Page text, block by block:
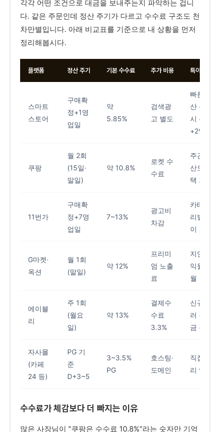
각각 어떤 조건으로 대금을 보내주는지 파악하는 겁니
다. 같은 주문인데 정산 주기가 다르고 수수료 구조도 천
차만별입니다. 아래 비교표를 기준으로 내 상황을 먼저
정리해봅시다.
플랫폼 정산 주기 기본 수수료 추가 비용 특이사항
스마트
스토어
구매확
정+1영
업일
약
5.85%
검색광
고 별도
빠른정
산 신청
시 주문
+2일
쿠팡
월 2회
(15일·
말일)
약 10.8%
로켓 수
수료
주간정
산도 선
택 가능
11번가
구매확
정+7영
업일
7~13%
광고비
차감
카테고
리별 상
이
G마켓·
옥션
월 1회
(말일)
약 12%
프리미
엄 노출
료
지연 시
익월 이
월
에이블
리
주 1회
(월요
일)
약 13%
결제수
수료
3.3%
신규 셀
러 유보
금 존재
자사몰
(카페
24 등)
PG 기
준
D+3~5
3~3.5%
PG
호스팅·
도메인
직접 관
리 영역
수수료가 체감보다 더 빠지는 이유
많은 사장님이 "쿠팡은 수수료 10.8%"라는 숫자만 기억